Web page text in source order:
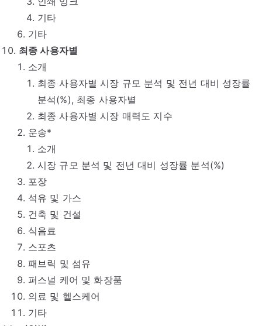
기타
기타
최종 사용자별
소개
최종 사용자별 시장 규모 분석 및 전년 대비 성장률
분석(%), 최종 사용자별
최종 사용자별 시장 매력도 지수
운송*
소개
시장 규모 분석 및 전년 대비 성장률 분석(%)
포장
석유 및 가스
건축 및 건설
식음료
스포츠
패브릭 및 섬유
퍼스널 케어 및 화장품
의료 및 헬스케어
기타